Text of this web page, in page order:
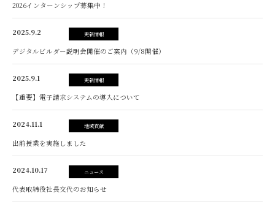
2026インターンシップ募集中！
2025.9.2 更新情報
デジタルビルダー説明会開催のご案内（9/8開催）
2025.9.1 更新情報
【重要】電子請求システムの導入について
2024.11.1 地域貢献
出前授業を実施しました
2024.10.17 ニュース
代表取締役社長交代のお知らせ